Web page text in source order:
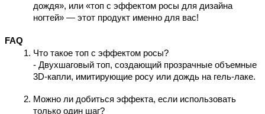
дождя», или «топ с эффектом росы для дизайна
ногтей» — этот продукт именно для вас!
FAQ
Что такое топ с эффектом росы?
- Двухшаговый топ, создающий прозрачные объемные
3D‑капли, имитирующие росу или дождь на гель‑лаке.
Можно ли добиться эффекта, если использовать
только один шаг?